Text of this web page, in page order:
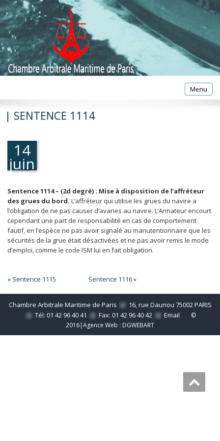
Toggle
Menu
| SENTENCE 1114
14
juin
2005
Sentence 1114 – (2d degré) : Mise à disposition de l’affréteur
des grues du bord. L’affréteur qui utilise les grues du navire a
l’obligation de ne pas causer d’avaries au navire. L’Armateur encourt
cependant une part de responsabilité en cas de comportement
fautif, en l’espèce ne pas avoir signalé au manutentionnaire que les
sécurités de la grue était désactivées et ne pas avoir remis le mode
d’emploi, comme le code ISM lui en fait obligation.
« Sentence 1115 Sentence 1116»
Chambre Arbitrale Maritime de Paris
16, rue Daunou 75002 PARIS
Tél: 01 42 96 40 41
Fax: 01 42 96 40 42 Email
©
2016|Agence Web : DGWEBART